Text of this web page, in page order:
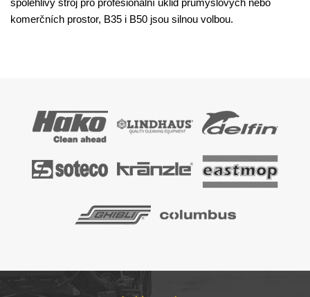
spolehlivý stroj pro profesionální úklid průmyslových nebo
komerčních prostor, B35 i B50 jsou silnou volbou.